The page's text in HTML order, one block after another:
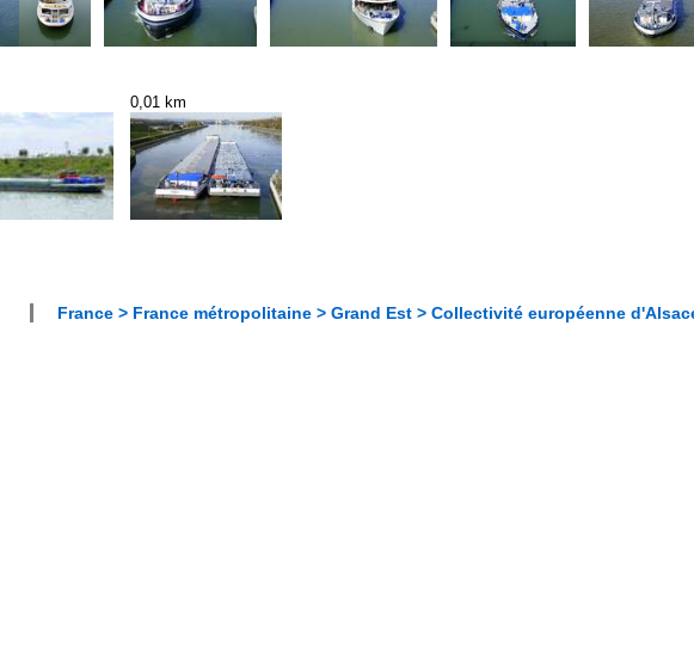
0,01 km
France > France métropolitaine > Grand Est > Collectivité européenne